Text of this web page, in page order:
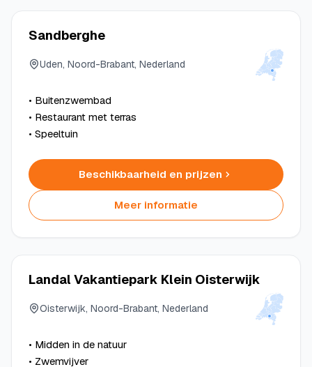
Sandberghe
Uden, Noord-Brabant, Nederland
• Buitenzwembad
• Restaurant met terras
• Speeltuin
Beschikbaarheid en prijzen
Meer informatie
Landal Vakantiepark Klein Oisterwijk
Oisterwijk, Noord-Brabant, Nederland
• Midden in de natuur
• Zwemvijver